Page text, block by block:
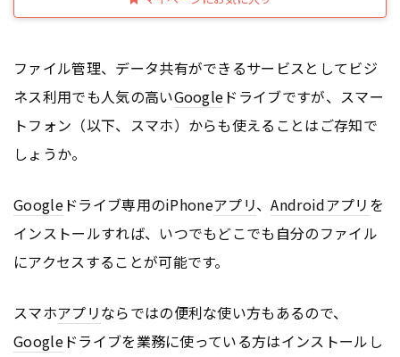
ファイル管理、データ共有ができるサービスとしてビジ
ネス利用でも人気の高いGoogleドライブですが、スマー
トフォン（以下、スマホ）からも使えることはご存知で
しょうか。
Googleドライブ専用のiPhoneアプリ、Androidアプリ を
インストールすれば、いつでもどこでも自分のファイル
にアクセスすることが可能です。
スマホアプリならではの便利な使い方もあるので、
Googleドライブを業務に使っている方はインストールし